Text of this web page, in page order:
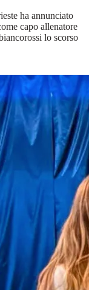
ha annunciato
capo allenatore
lo scorso